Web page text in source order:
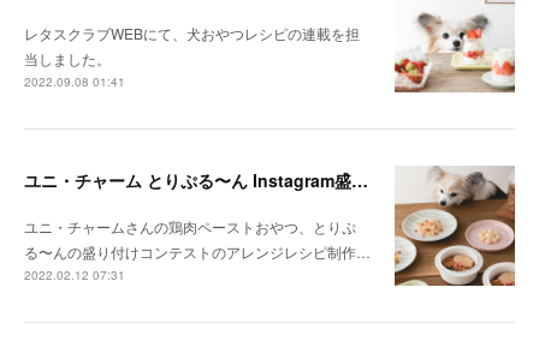
レタスクラブWEBにて、犬おやつレシピの連載を担
当しました。
2022.09.08 01:41
ユニ・チャーム とりぷる〜ん Instagram盛り付けコンテスト
ユニ・チャームさんの鶏肉ペーストおやつ、とりぷ
る〜んの盛り付けコンテストのアレンジレシピ制作…
2022.02.12 07:31